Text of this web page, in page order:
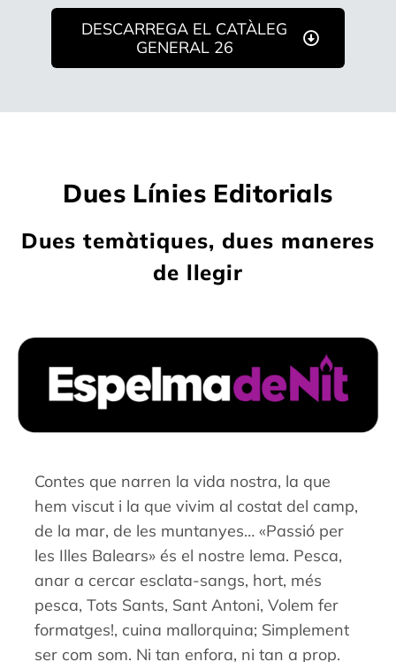
DESCARREGA EL CATÀLEG
GENERAL 26
Dues Línies Editorials
Dues temàtiques, dues maneres
de llegir
Contes que narren la vida nostra, la que
hem viscut i la que vivim al costat del camp,
de la mar, de les muntanyes… «Passió per
les Illes Balears» és el nostre lema. Pesca,
anar a cercar esclata-sangs, hort, més
pesca, Tots Sants, Sant Antoni, Volem fer
formatges!, cuina mallorquina; Simplement
ser com som. Ni tan enfora, ni tan a prop.